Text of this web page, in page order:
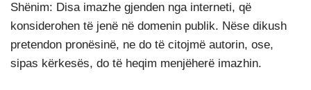
Shënim: Disa imazhe gjenden nga interneti, që
konsiderohen të jenë në domenin publik. Nëse dikush
pretendon pronësinë, ne do të citojmë autorin, ose,
sipas kërkesës, do të heqim menjëherë imazhin.